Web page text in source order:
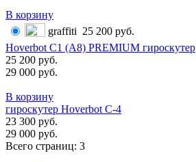
В корзину
graffiti 25 200 руб.
Hoverbot C1 (А8) PREMIUM гироскутер
25 200 руб.
29 000 руб.
В корзину
гироскутер Hoverbot C-4
23 300 руб.
29 000 руб.
Всего страниц: 3